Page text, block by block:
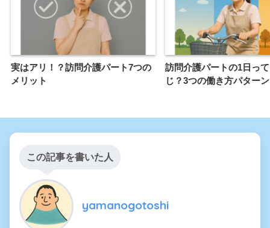
実はアリ！？訪問介護パート7つの
メリット
訪問介護パートの1日っ
じ？3つの働き方パター
この記事を書いた人
yamanogotoshi